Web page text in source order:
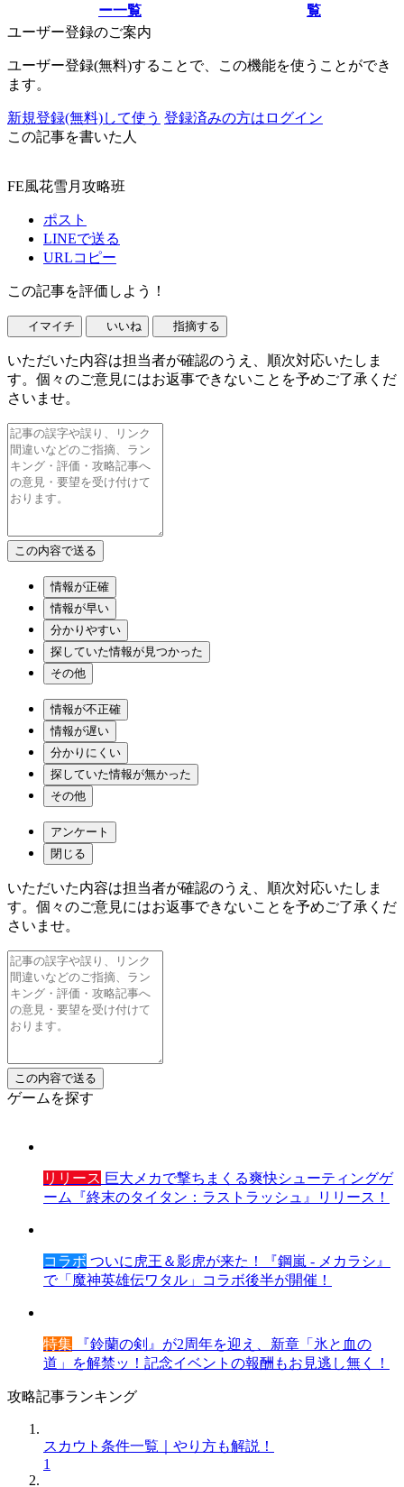
ー一覧
覧
ユーザー登録のご案内
ユーザー登録(無料)することで、この機能を使うことができ
ます。
新規登録(無料)して使う 登録済みの方はログイン
この記事を書いた人
FE風花雪月攻略班
ポスト
LINEで送る
URLコピー
この記事を評価しよう！
イマイチ いいね 指摘する
いただいた内容は担当者が確認のうえ、順次対応いたしま
す。個々のご意見にはお返事できないことを予めご了承くだ
さいませ。
情報が正確
情報が早い
分かりやすい
探していた情報が見つかった
その他
情報が不正確
情報が遅い
分かりにくい
探していた情報が無かった
その他
アンケート
閉じる
いただいた内容は担当者が確認のうえ、順次対応いたしま
す。個々のご意見にはお返事できないことを予めご了承くだ
さいませ。
ゲームを探す
リリース 巨大メカで撃ちまくる爽快シューティングゲ
ーム『終末のタイタン：ラストラッシュ』リリース！
コラボ ついに虎王＆影虎が来た！『鋼嵐 - メカラシ』
で「魔神英雄伝ワタル」コラボ後半が開催！
特集 『鈴蘭の剣』が2周年を迎え、新章「氷と血の
道」を解禁ッ！記念イベントの報酬もお見逃し無く！
攻略記事ランキング
スカウト条件一覧｜やり方も解説！
1